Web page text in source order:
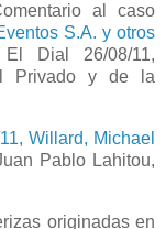
al caso
S.A. y otros
Dial 26/08/11,
Privado y de la
Willard, Michael
Pablo Lahitou,
originadas en